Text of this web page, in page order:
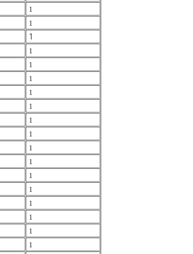
1
1
1
1
1
1
1
1
1
1
1
1
1
1
1
1
1
1